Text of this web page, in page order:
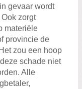
gevaar wordt
zorgt
materiële
provincie de
zou een hoop
schade niet
Alle